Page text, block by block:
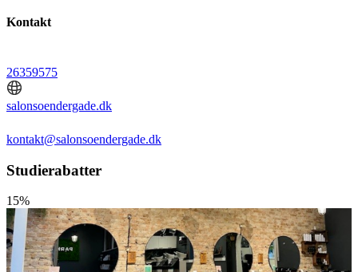
Kontakt
26359575
salonsoendergade.dk
kontakt@salonsoendergade.dk
Studierabatter
15%